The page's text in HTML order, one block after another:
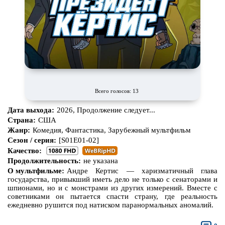
Про богов Про богатых
Про вампиров Про ведьм
Про викингов Про выживание
Про гангстеров Про гонки
Про животных
Про зомби Про инопланетян
Про корабли и подводные
лодки
Про космос
Про любовь
убийц
Про мафию
Про оборотней
Про пиратов Про подростков
Про путешествияво времени Про роботов
Всего голосов: 13
Дата выхода: 2026, Продолжение следует...
Страна: США
Жанр: Комедия, Фантастика, Зарубежный мультфильм
Сезон / серия: [S01E01-02]
Качество:
Продолжительность: не указана
О мультфильме: Андре Кертис — харизматичный глава
государства, привыкший иметь дело не только с сенаторами и
шпионами, но и с монстрами из других измерений. Вместе с
советниками он пытается спасти страну, где реальность
ежедневно рушится под натиском паранормальных аномалий.